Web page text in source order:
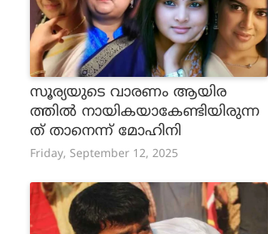
സൂര്യയുടെ വാരണം ആയിര
ത്തിൽ നായികയാകേണ്ടിയിരുന്ന
ത് താനെന്ന് മോഹിനി
Friday, September 12, 2025